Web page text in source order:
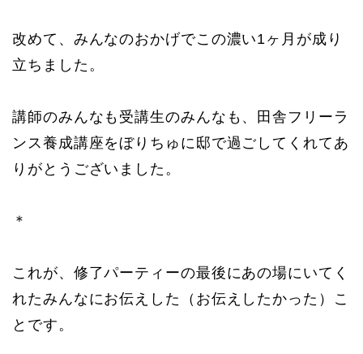
改めて、みんなのおかげでこの濃い1ヶ月が成り
立ちました。
講師のみんなも受講生のみんなも、田舎フリーラ
ンス養成講座をぼりちゅに邸で過ごしてくれてあ
りがとうございました。
＊
これが、修了パーティーの最後にあの場にいてく
れたみんなにお伝えした（お伝えしたかった）こ
とです。